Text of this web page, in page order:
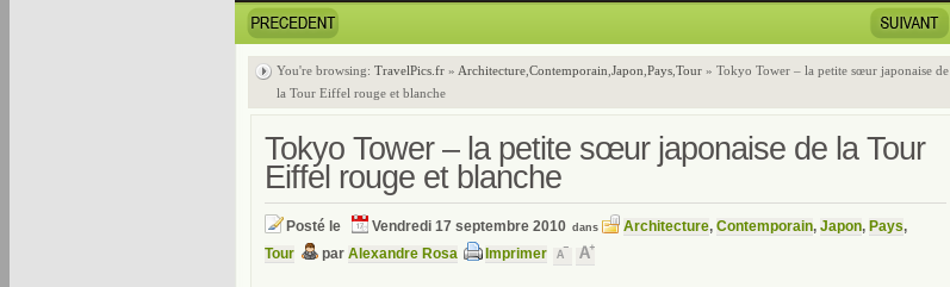
You're browsing: TravelPics.fr » Architecture Contemporain Japon Pays Tour » Tokyo Tower – la petite sœur japonaise de
la Tour Eiffel rouge et blanche
Tokyo Tower – la petite sœur japonaise de la Tour
Eiffel rouge et blanche
Posté le Vendredi 17 septembre 2010 dans Architecture, Contemporain, Japon, Pays,
Tour
par Alexandre Rosa Imprimer